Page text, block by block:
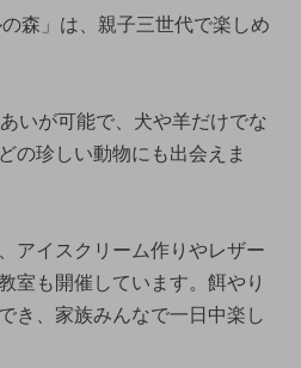
森」は、親子三世代で楽しめ
いが可能で、犬や羊だけでな
の珍しい動物にも出会えま
アイスクリーム作りやレザー
室も開催しています。餌やり
き、家族みんなで一日中楽し